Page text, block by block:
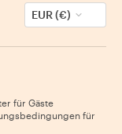
EUR (€)
für Gäste
für